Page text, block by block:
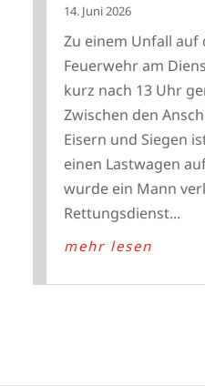
14. Juni 2026
Zu einem Unfall auf
Feuerwehr am
kurz nach 13 Uhr
Zwischen den
Eisern und Siegen
einen Lastwagen
wurde ein Mann
Rettungsdienst...
mehr lesen